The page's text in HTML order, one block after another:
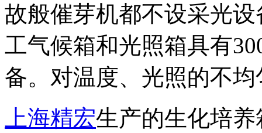
故般催芽机都不设采光
工气候箱和光照箱具有
备。对温度、光照的不
上海精宏生产的生化培